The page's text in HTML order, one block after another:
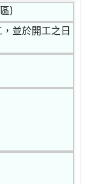
)
並於開工之日